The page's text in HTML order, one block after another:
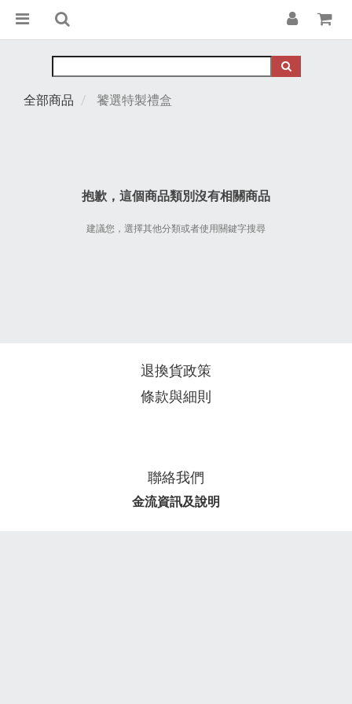
全部商品 饕選特製禮盒
抱歉，這個商品類別沒有相關商品
建議您，選擇其他分類或者使用關鍵字搜尋
退換貨政策
條款與細則
聯絡我們
金流資訊及說明